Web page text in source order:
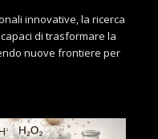
innovative, la ricerca
di trasformare la
nuove frontiere per